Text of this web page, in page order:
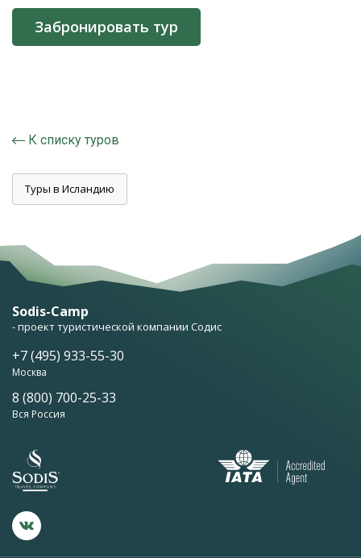
Забронировать тур
К списку туров
Туры в Исландию
Sodis-Camp
- проект туристической компании Содис
+7 (495) 933-55-30
Москва
8 (800) 700-25-33
Вся Россия